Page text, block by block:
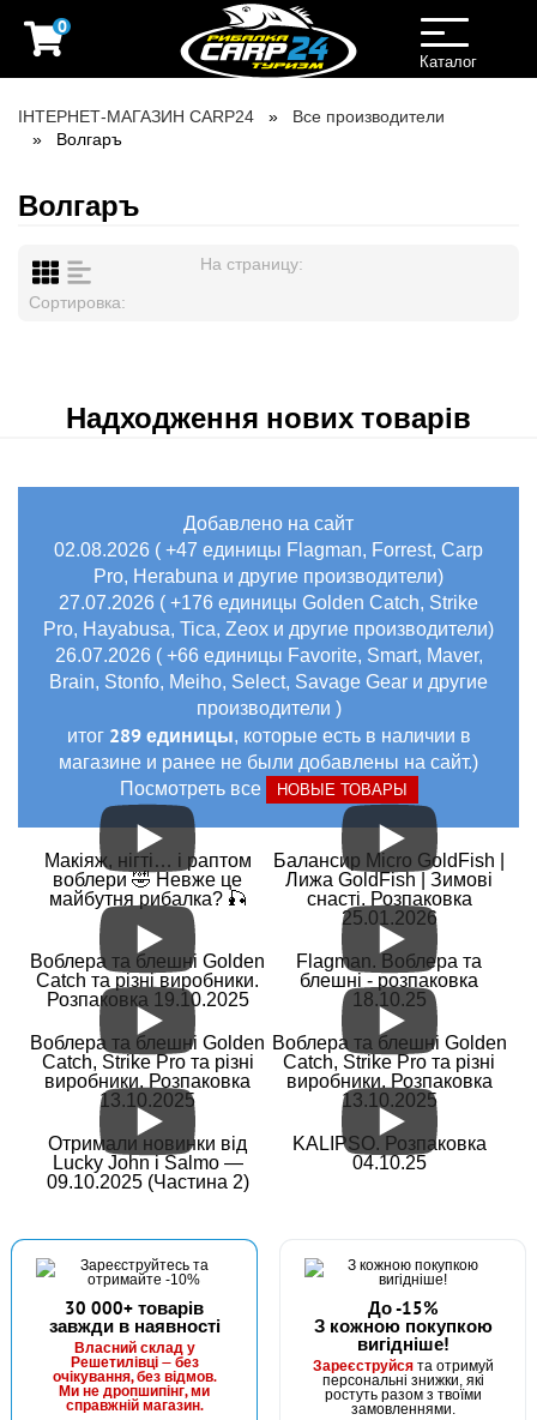
0
Toggle
navigation
Каталог
ІНТЕРНЕТ-МАГАЗИН CARP24
Все производители
Волгаръ
Волгаръ
На страницу:
Сортировка:
Надходження нових товарів
Добавлено на сайт
02.08.2026 ( +47 единицы Flagman, Forrest, Carp
Pro, Herabuna и другие производители)
27.07.2026 ( +176 единицы Golden Catch, Strike
Pro, Hayabusa, Tica, Zeox и другие производители)
26.07.2026 ( +66 единицы Favorite, Smart, Maver,
Brain, Stonfo, Meiho, Select, Savage Gear и другие
производители )
итог 289 единицы, которые есть в наличии в
магазине и ранее не были добавлены на сайт.)
Посмотреть все
НОВЫЕ ТОВАРЫ
Макіяж, нігті… і раптом
воблери 🤣 Невже це
майбутня рибалка? 🎣
Балансир Micro GoldFish |
Лижа GoldFish | Зимові
снасті. Розпаковка
25.01.2026
Воблера та блешні Golden
Catch та різні виробники.
Розпаковка 19.10.2025
Flagman. Воблера та
блешні - розпаковка
18.10.25
Воблера та блешні Golden
Catch, Strike Pro та різні
виробники. Розпаковка
13.10.2025
Воблера та блешні Golden
Catch, Strike Pro та різні
виробники. Розпаковка
13.10.2025
Отримали новинки від
Lucky John і Salmo —
09.10.2025 (Частина 2)
KALIPSO. Розпаковка
04.10.25
30 000+ товарів
завжди в наявності
Власний склад у
Решетилівці — без
очікування, без відмов.
Ми не дропшипінг, ми
справжній магазин.
До -15%
З кожною покупкою
вигідніше!
Зареєструйсята отримуй
персональні знижки, які
ростуть разом з твоїми
замовленнями.